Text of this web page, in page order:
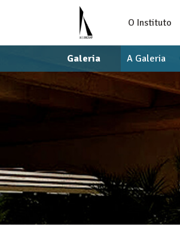
O Instituto
Galeria A Galeria